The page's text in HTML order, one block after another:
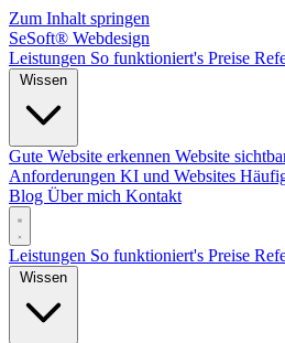
Zum Inhalt springen
SeSoft® Webdesign
Leistungen So funktioniert's Preise
Gute Website erkennen Website
Anforderungen KI und Websites
Blog Über mich Kontakt
Leistungen So funktioniert's Preise